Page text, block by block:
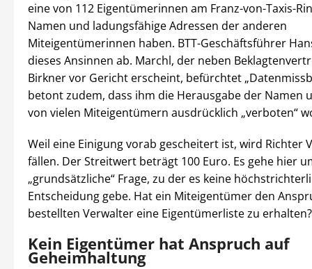
eine von 112 Eigentümerinnen am Franz-von-Taxis-
Namen und ladungsfähige Adressen der anderen
Miteigentümerinnen haben. BTT-Geschäftsführer
dieses Ansinnen ab. Marchl, der neben
Birkner vor Gericht erscheint, befürchtet
betont zudem, dass ihm die Herausgabe der Namen
von vielen Miteigentümern ausdrücklich „verboten“
Weil eine Einigung vorab gescheitert ist, wird Richter
fällen. Der Streitwert beträgt 100 Euro. Es gehe hier
„grundsätzliche“ Frage, zu der es keine
Entscheidung gebe. Hat ein Miteigentümer den
bestellten Verwalter eine Eigentümerliste zu erhalten?
Kein Eigentümer hat Anspruch auf
Geheimhaltung